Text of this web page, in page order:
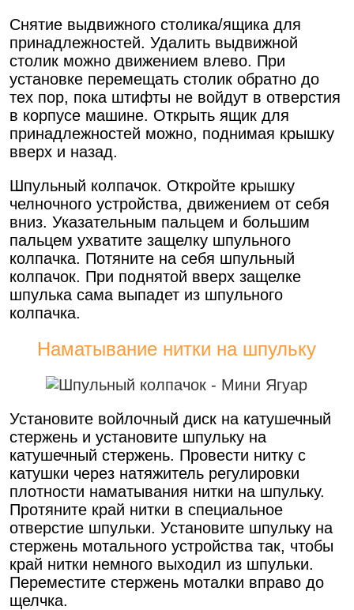
Снятие выдвижного столика/ящика для
принадлежностей. Удалить выдвижной
столик можно движением влево. При
установке перемещать столик обратно до
тех пор, пока штифты не войдут в отверстия
в корпусе машине. Открыть ящик для
принадлежностей можно, поднимая крышку
вверх и назад.
Шпульный колпачок. Откройте крышку
челночного устройства, движением от себя
вниз. Указательным пальцем и большим
пальцем ухватите защелку шпульного
колпачка. Потяните на себя шпульный
колпачок. При поднятой вверх защелке
шпулька сама выпадет из шпульного
колпачка.
Наматывание нитки на шпульку
Установите войлочный диск на катушечный
стержень и установите шпульку на
катушечный стержень. Провести нитку с
катушки через натяжитель регулировки
плотности наматывания нитки на шпульку.
Протяните край нитки в специальное
отверстие шпульки. Установите шпульку на
стержень мотального устройства так, чтобы
край нитки немного выходил из шпульки.
Переместите стержень моталки вправо до
щелчка.